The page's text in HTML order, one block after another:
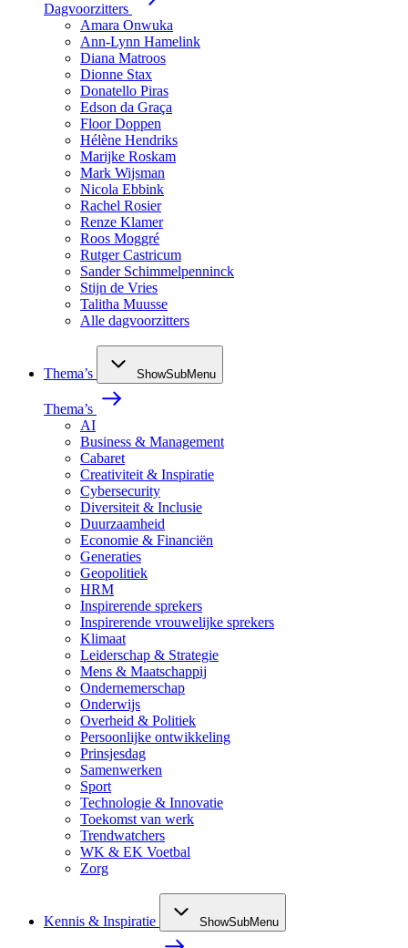
Dagvoorzitters
Amara Onwuka
Ann-Lynn Hamelink
Diana Matroos
Dionne Stax
Donatello Piras
Edson da Graça
Floor Doppen
Hélène Hendriks
Marijke Roskam
Mark Wijsman
Nicola Ebbink
Rachel Rosier
Renze Klamer
Roos Moggré
Rutger Castricum
Sander Schimmelpenninck
Stijn de Vries
Talitha Muusse
Alle dagvoorzitters
Thema’s ShowSubMenu
Thema’s
AI
Business & Management
Cabaret
Creativiteit & Inspiratie
Cybersecurity
Diversiteit & Inclusie
Duurzaamheid
Economie & Financiën
Generaties
Geopolitiek
HRM
Inspirerende sprekers
Inspirerende vrouwelijke sprekers
Klimaat
Leiderschap & Strategie
Mens & Maatschappij
Ondernemerschap
Onderwijs
Overheid & Politiek
Persoonlijke ontwikkeling
Prinsjesdag
Samenwerken
Sport
Technologie & Innovatie
Toekomst van werk
Trendwatchers
WK & EK Voetbal
Zorg
Kennis & Inspiratie ShowSubMenu